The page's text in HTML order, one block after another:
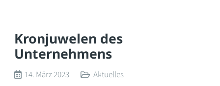
Kronjuwelen des
Unternehmens
14. März 2023 Aktuelles